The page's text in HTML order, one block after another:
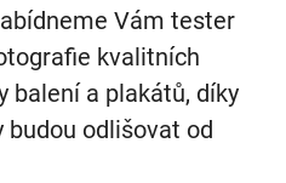
Vám tester
kvalitních
balení a plakátů, díky
budou odlišovat od